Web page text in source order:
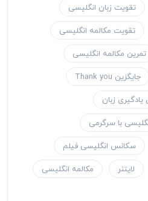
تقویت زبان انگلیسی
تقویت مکالمه انگلیسی
تمرین مکالمه انگلیسی
جایگزین Thank you
زبان
با سرگرمی
سکانس انگلیسی فیلم
لایتنر
مکالمه انگلیسی